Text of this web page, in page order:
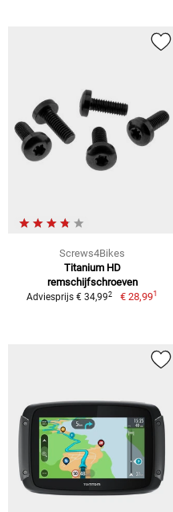
Screws4Bikes
Titanium HD
remschijfschroeven
Adviesprijs € 34,992 € 28,991